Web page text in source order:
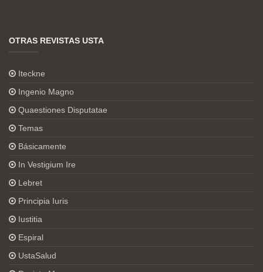
OTRAS REVISTAS USTA
Iteckne
Ingenio Magno
Quaestiones Disputatae
Temas
Básicamente
In Vestigium Ire
Lebret
Principia Iuris
Iustitia
Espiral
UstaSalud